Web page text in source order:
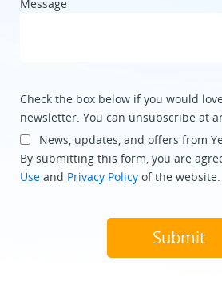
Message
Check the box below if you would
newsletter. You can unsubscribe at
News, updates, and offers from
By submitting this form, you are
Use and Privacy Policy of the website.